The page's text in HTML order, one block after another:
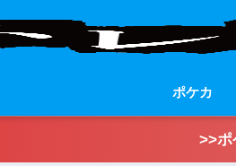
ポケカ
>>ポ